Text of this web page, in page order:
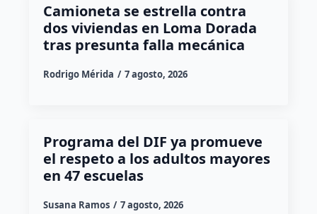
Camioneta se estrella contra
dos viviendas en Loma Dorada
tras presunta falla mecánica
Rodrigo Mérida 7 agosto, 2026
Programa del DIF ya promueve
el respeto a los adultos mayores
en 47 escuelas
Susana Ramos 7 agosto, 2026